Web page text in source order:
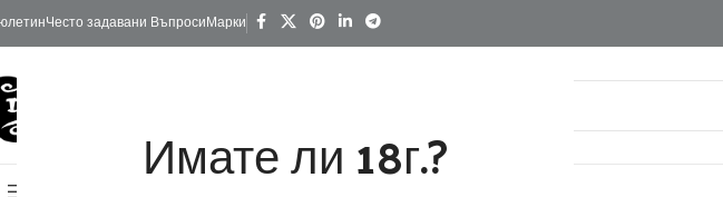
Имате ли 18г.?
Често задавани ВъпросиМарки